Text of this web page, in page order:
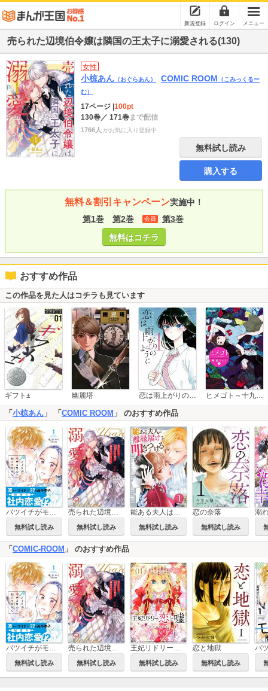
新規登録 ログイン メニュー
売られた辺境伯令嬢は隣国の王太子に溺愛される(130)
女性
小椋あん （おぐらあん） COMIC ROOM （こみっくるー
む）
17ページ 100pt
130巻／ 171巻まで配信
1766人 がお気に入り登録中
無料試し読み
購入する
無料＆割引キャンペーン実施中！
第1巻
第2巻 会員
第3巻
無料はコチラ
おすすめ作品
この作品を見た人はコチラも見ています
ギフト± 幽麗塔 恋は雨上がりのように ヒメゴト～十九歳の制服～
「 小椋あん 」 「 COMIC ROOM 」 のおすすめ作品
バツイチがモテるなんて聞いてません【コミックス版】
無料試し読み
売られた辺境伯令嬢は隣国の王太子に溺愛される【コミックス版】
無料試し読み
能ある夫人は離縁届けを叩きつける
無料試し読み
恋の奈落
無料試し読み
「 COMIC-ROOM 」 のおすすめ作品
バツイチがモテるなんて聞いてません【コミックス版】
無料試し読み 無料試し読み
王妃リドリーの恋と嘘 分冊版
無料試し読み
恋と地獄
無料試し読み